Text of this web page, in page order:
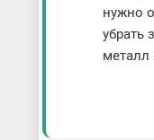
нужно
убрать
металл